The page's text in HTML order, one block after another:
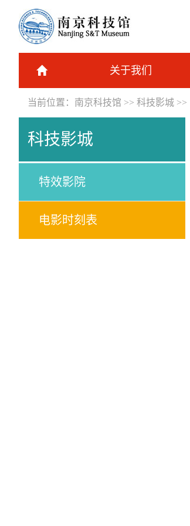
关于我们
当前位置： 南京科技馆 >> 科技影城 >>
科技影城
特效影院
电影时刻表